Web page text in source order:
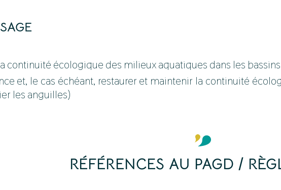
continuité écologique des milieux aquatiques dans les bassins
et, le cas échéant, restaurer et maintenir la continuité
les anguilles)
RÉFÉRENCES AU PAGD /